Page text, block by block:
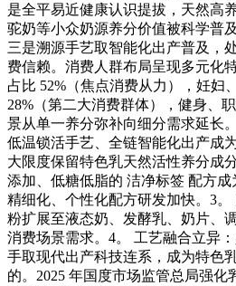
是全平易近健康认识提拔，天然高
驼奶等小众奶源养分价值被科学普
三是溯源手艺取智能化出产普及，
费信赖。消费人群布局呈现多元化
占比 52%（焦点消费从力），妊妇
28%（第二大消费群体），健身、
景从单一养分弥补向细分需求延长
低温锁活手艺、全链智能化出产成
大限度保留特色乳天然活性养分成
添加、低糖低脂的 洁净标签 配方
精细化、个性化配方研发加快。3
粉扩展至液态奶、发酵乳、奶片、
消费场景需求。4。 工艺融合立异
手取现代出产科技连系，成为特色
的。2025 年国度市场监管总局强化